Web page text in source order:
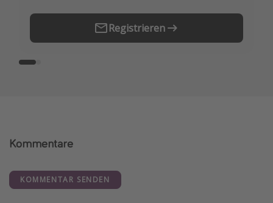
Registrieren
Kommentare
KOMMENTAR SENDEN